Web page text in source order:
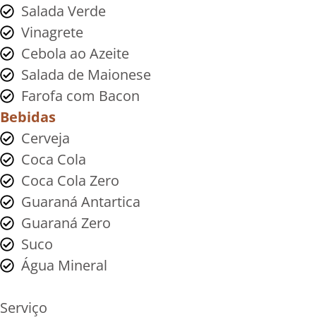
Salada Verde
Vinagrete
Cebola ao Azeite
Salada de Maionese
Farofa com Bacon
Bebidas
Cerveja
Coca Cola
Coca Cola Zero
Guaraná Antartica
Guaraná Zero
Suco
Água Mineral
Serviço